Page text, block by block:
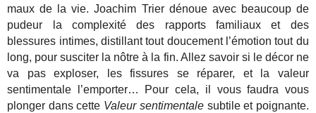
maux de la vie. Joachim Trier dénoue avec beaucoup de
pudeur la complexité des rapports familiaux et des
blessures intimes, distillant tout doucement l’émotion tout du
long, pour susciter la nôtre à la fin. Allez savoir si le décor ne
va pas exploser, les fissures se réparer, et la valeur
sentimentale l’emporter… Pour cela, il vous faudra vous
plonger dans cette Valeur sentimentalesubtile et poignante.